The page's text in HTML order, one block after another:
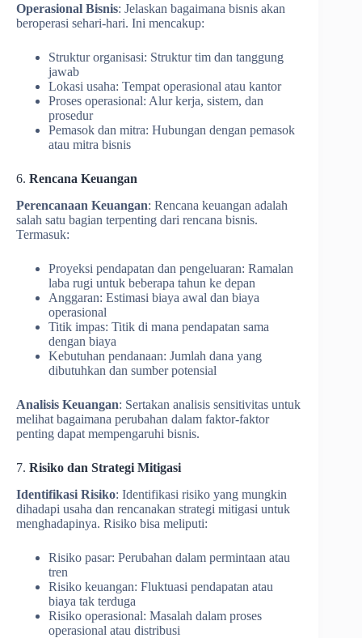
Operasional Bisnis: Jelaskan bagaimana bisnis akan
beroperasi sehari-hari. Ini mencakup:
Struktur organisasi: Struktur tim dan tanggung
jawab
Lokasi usaha: Tempat operasional atau kantor
Proses operasional: Alur kerja, sistem, dan
prosedur
Pemasok dan mitra: Hubungan dengan pemasok
atau mitra bisnis
6. Rencana Keuangan
Perencanaan Keuangan: Rencana keuangan adalah
salah satu bagian terpenting dari rencana bisnis.
Termasuk:
Proyeksi pendapatan dan pengeluaran: Ramalan
laba rugi untuk beberapa tahun ke depan
Anggaran: Estimasi biaya awal dan biaya
operasional
Titik impas: Titik di mana pendapatan sama
dengan biaya
Kebutuhan pendanaan: Jumlah dana yang
dibutuhkan dan sumber potensial
Analisis Keuangan: Sertakan analisis sensitivitas untuk
melihat bagaimana perubahan dalam faktor-faktor
penting dapat mempengaruhi bisnis.
7. Risiko dan Strategi Mitigasi
Identifikasi Risiko: Identifikasi risiko yang mungkin
dihadapi usaha dan rencanakan strategi mitigasi untuk
menghadapinya. Risiko bisa meliputi:
Risiko pasar: Perubahan dalam permintaan atau
tren
Risiko keuangan: Fluktuasi pendapatan atau
biaya tak terduga
Risiko operasional: Masalah dalam proses
operasional atau distribusi